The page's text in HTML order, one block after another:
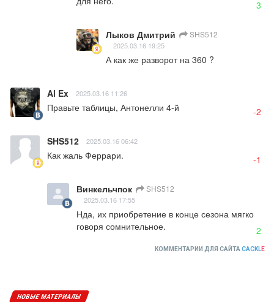
3
Лыков Дмитрий SHS512
2025.03.16 19:25
А как же разворот на 360 ?
Al Ex 2025.03.16 11:26
Правьте таблицы, Антонелли 4-й -2
SHS512 2025.03.16 06:42
Как жаль Феррари. -1
Винкельчпок SHS512
2025.03.16 17:55
Нда, их приобретение в конце сезона мягко
говоря сомнительное.
2
КОММЕНТАРИИ ДЛЯ САЙТА CACKLE
НОВЫЕ МАТЕРИАЛЫ